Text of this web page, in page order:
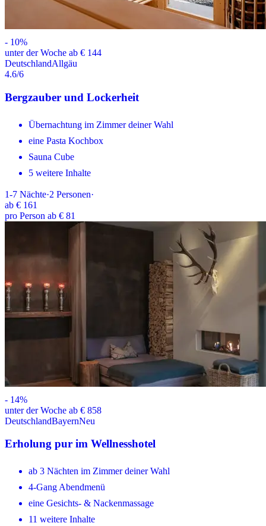
- 10%
unter der Woche ab € 144
DeutschlandAllgäu
4.6/6
Bergzauber und Lockerheit
Übernachtung im Zimmer deiner Wahl
eine Pasta Kochbox
Sauna Cube
5 weitere Inhalte
1-7 Nächte·2 Personen·
ab € 161
pro Person ab € 81
- 14%
unter der Woche ab € 858
DeutschlandBayernNeu
Erholung pur im Wellnesshotel
ab 3 Nächten im Zimmer deiner Wahl
4-Gang Abendmenü
eine Gesichts- & Nackenmassage
11 weitere Inhalte